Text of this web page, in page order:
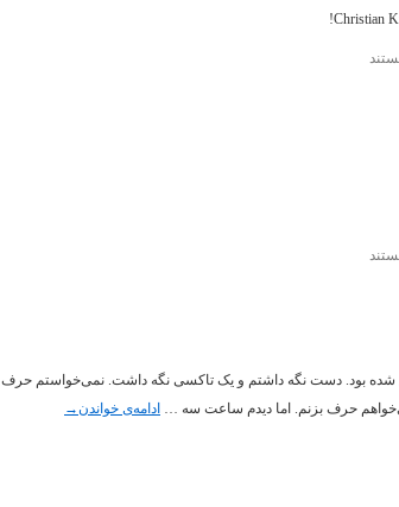
Christian
شده بود. دست نگه داشتم و یک تاکسی نگه داشت. نمی‌خواستم حرف
حرف بزنم. اما دیدم ساعت سه … ادامه‌ی خواندن→